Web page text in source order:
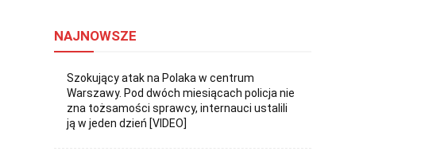
NAJNOWSZE
Szokujący atak na Polaka w centrum
Warszawy. Pod dwóch miesiącach policja nie
zna tożsamości sprawcy, internauci ustalili
ją w jeden dzień [VIDEO]